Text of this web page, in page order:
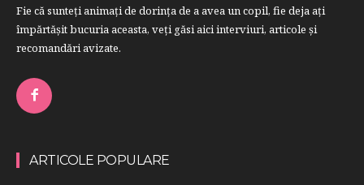
Fie că sunteţi animaţi de dorinţa de a avea un copil, fie deja aţi
împărtăşit bucuria aceasta, veți găsi aici interviuri, articole şi
recomandări avizate.
ARTICOLE POPULARE